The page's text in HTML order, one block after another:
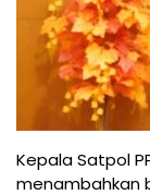
Kepala Satpol
menambahkan